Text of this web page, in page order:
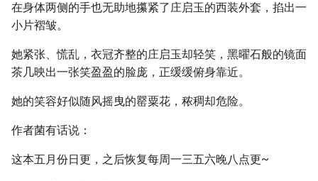
在身体两侧的手也无助地攥紧了庄启玉的西装外套，掐出一
小片褶皱。
她紧张、慌乱，衣冠齐整的庄启玉却轻笑，黑曜石般的镜面
茶几映出一张笑盈盈的脸庞，正缓缓俯身靠近。
她的笑容好似随风摇曳的罂粟花，秾稠却危险。
作者菌有话说：
这本五月份日更，之后恢复每周一三五六晚八点更~